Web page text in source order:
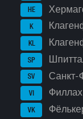
HE
K
KL
SP
SV Санкт-
VI Филлах
VK